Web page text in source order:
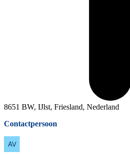
8651 BW, IJlst, Friesland, Nederland
Contactpersoon